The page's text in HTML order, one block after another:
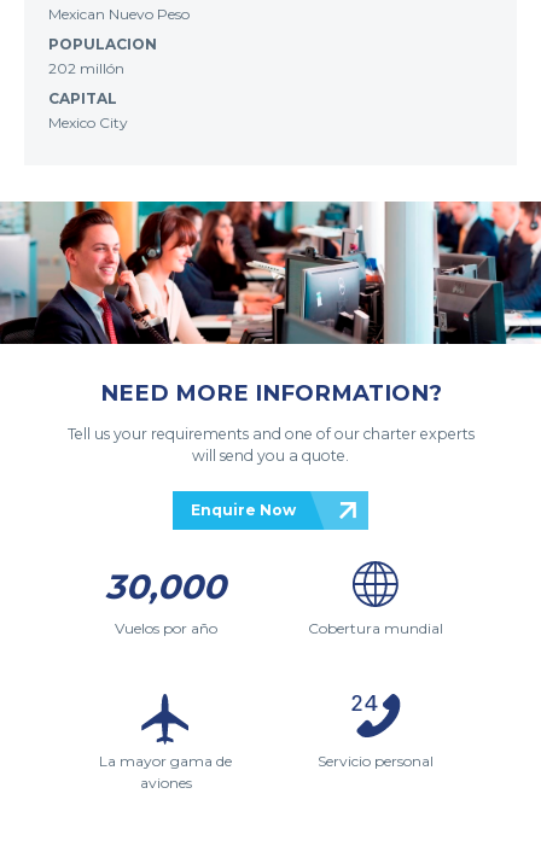
Mexican Nuevo Peso
POPULACION
202 millón
CAPITAL
Mexico City
NEED MORE INFORMATION?
Tell us your requirements and one of our charter experts
will send you a quote.
Enquire Now
30,000
Vuelos por año Cobertura mundial
La mayor gama de
aviones
Servicio personal